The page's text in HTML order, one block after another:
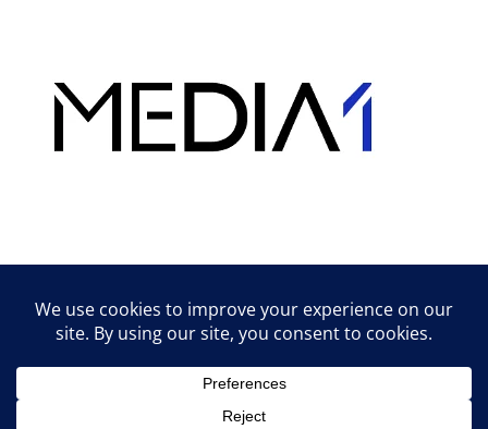
Lifestyle tippek & trükkök